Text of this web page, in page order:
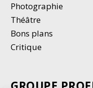
Photographie
Théâtre
Bons plans
Critique